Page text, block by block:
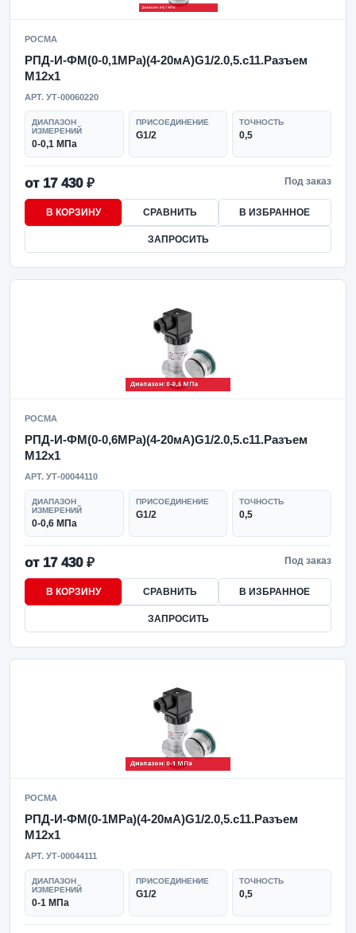
РОСМА
РПД-И-ФМ(0-0,1MPa)(4-20мА)G1/2.0,5.с11.Разъем
М12х1
АРТ. УТ-00060220
ДИАПАЗОН
ИЗМЕРЕНИЙ
0-0,1 МПа
ПРИСОЕДИНЕНИЕ
G1/2
ТОЧНОСТЬ
0,5
от 17 430 ₽ Под заказ
В КОРЗИНУ СРАВНИТЬ В ИЗБРАННОЕ
ЗАПРОСИТЬ
РОСМА
РПД-И-ФМ(0-0,6MPa)(4-20мА)G1/2.0,5.с11.Разъем
М12х1
АРТ. УТ-00044110
ДИАПАЗОН
ИЗМЕРЕНИЙ
0-0,6 МПа
ПРИСОЕДИНЕНИЕ
G1/2
ТОЧНОСТЬ
0,5
от 17 430 ₽ Под заказ
В КОРЗИНУ СРАВНИТЬ В ИЗБРАННОЕ
ЗАПРОСИТЬ
РОСМА
РПД-И-ФМ(0-1MPa)(4-20мА)G1/2.0,5.с11.Разъем
М12х1
АРТ. УТ-00044111
ДИАПАЗОН
ИЗМЕРЕНИЙ
0-1 МПа
ПРИСОЕДИНЕНИЕ
G1/2
ТОЧНОСТЬ
0,5